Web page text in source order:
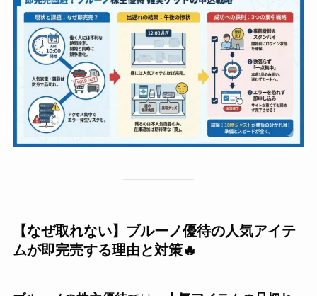
【なぜ取れない】ブルーノ優待の人気アイテ
ムが即完売する理由と対策🔥